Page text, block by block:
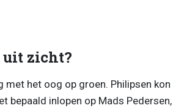
uit zicht?
met het oog op groen. Philipsen kon
bepaald inlopen op Mads Pedersen,